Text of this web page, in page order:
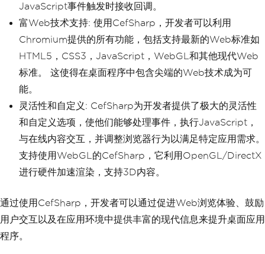
JavaScript事件触发时接收回调。
富Web技术支持: 使用CefSharp，开发者可以利用
Chromium提供的所有功能，包括支持最新的Web标准如
HTML5，CSS3，JavaScript，WebGL和其他现代Web
标准。 这使得在桌面程序中包含尖端的Web技术成为可
能。
灵活性和自定义: CefSharp为开发者提供了极大的灵活性
和自定义选项，使他们能够处理事件，执行JavaScript，
与在线内容交互，并调整浏览器行为以满足特定应用需求。
支持使用WebGL的CefSharp，它利用OpenGL/DirectX
进行硬件加速渲染，支持3D内容。
通过使用CefSharp，开发者可以通过促进Web浏览体验、鼓励
用户交互以及在应用环境中提供丰富的现代信息来提升桌面应用
程序。